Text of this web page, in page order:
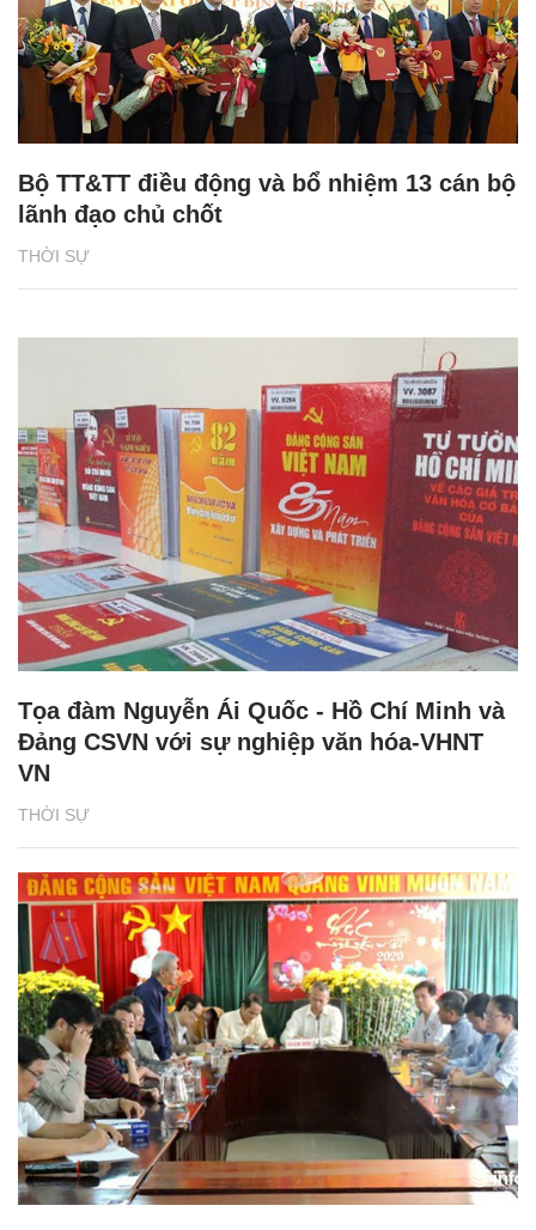
THỜI SỰ
Bộ TT&TT điều động và bổ nhiệm 13 cán bộ
lãnh đạo chủ chốt
THỜI SỰ
Tọa đàm Nguyễn Ái Quốc - Hồ Chí Minh và
Đảng CSVN với sự nghiệp văn hóa-VHNT
VN